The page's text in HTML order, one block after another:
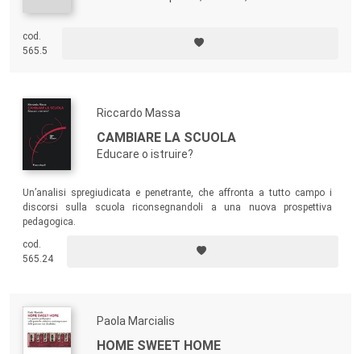
cod.
565.5
Riccardo Massa
CAMBIARE LA SCUOLA
Educare o istruire?
Un’analisi spregiudicata e penetrante, che affronta a tutto campo i
discorsi sulla scuola riconsegnandoli a una nuova prospettiva
pedagogica.
cod.
565.24
Paola Marcialis
HOME SWEET HOME